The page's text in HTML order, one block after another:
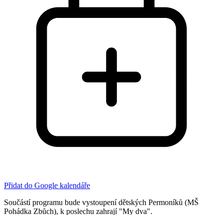
Přidat do Google kalendáře
Součástí programu bude vystoupení dětských Permoníků (MŠ
Pohádka Zbůch), k poslechu zahrají "My dva".